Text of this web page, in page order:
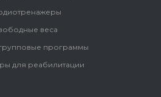
веса
программы
для реабилитации